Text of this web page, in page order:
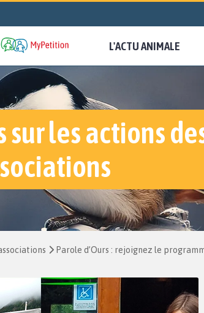
L'ACTU ANIMALE
sur les actions
Parole d’Ours : rejoignez le